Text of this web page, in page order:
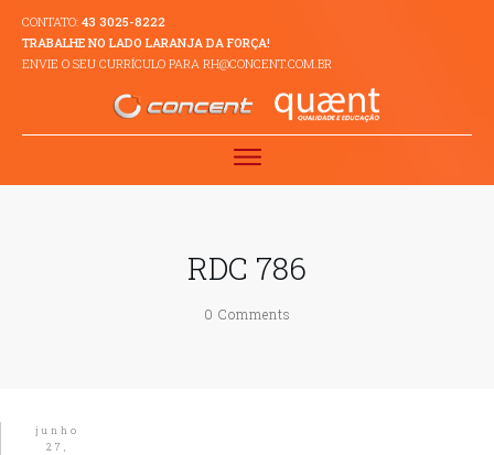
CONTATO: 43 3025-8222
TRABALHE NO LADO LARANJA DA FORÇA!
ENVIE O SEU CURRÍCULO PARA RH@CONCENT.COM.BR
RDC 786
0 Comments
junho
27,